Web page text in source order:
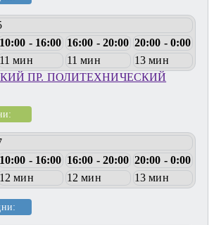
10:00 - 16:00 16:00 - 20:00 20:00 - 0:00
11 мин 11 мин
13 мин
ПР. ПОЛИТЕХНИЧЕСКИЙ
10:00 - 16:00 16:00 - 20:00 20:00 - 0:00
12 мин 12 мин 13 мин